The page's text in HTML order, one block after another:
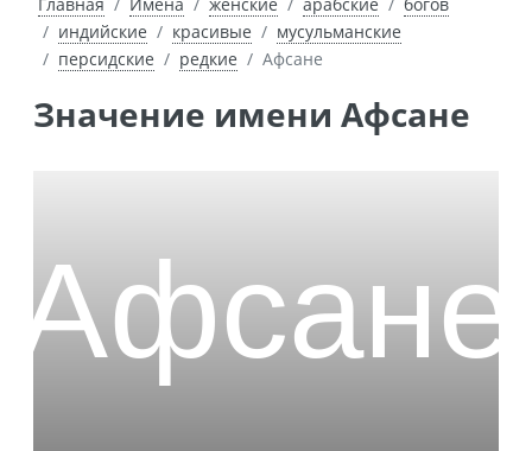
индийские
красивые
мусульманские
персидские
редкие Афсане
Значение имени Афсане